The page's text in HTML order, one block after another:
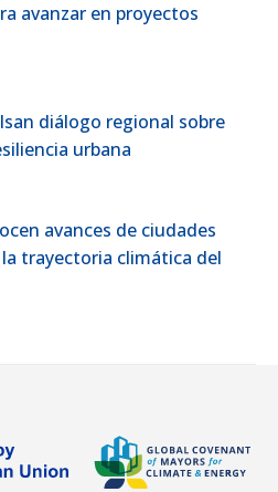
avanzar en proyectos
diálogo regional sobre
urbana
avances de ciudades
trayectoria climática del